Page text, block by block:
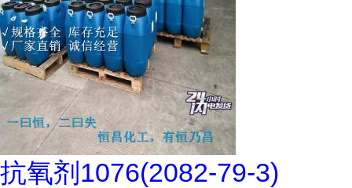
抗氧剂1076(2082-79-3)